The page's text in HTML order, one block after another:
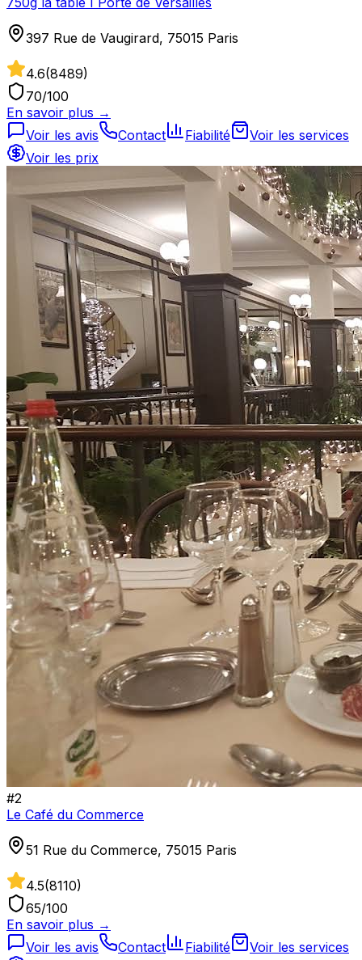
397 Rue de Vaugirard, 75015 Paris
4.6(8489)
70/100
En savoir plus →
Voir les avis
Contact Fiabilité
Voir les services
Voir les prix
#2
Le Café du Commerce
51 Rue du Commerce, 75015 Paris
4.5(8110)
65/100
En savoir plus →
Voir les avis
Contact Fiabilité
Voir les services